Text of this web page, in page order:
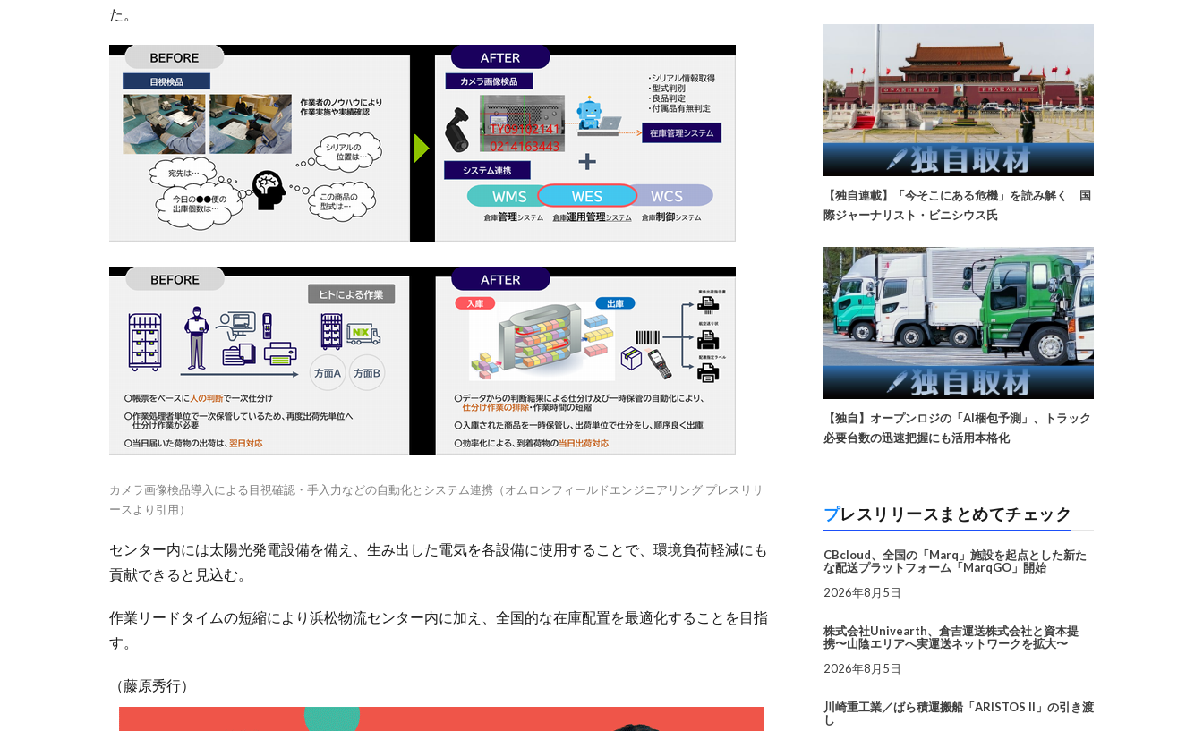
た。
カメラ画像検品導入による目視確認・手入力などの自動化とシステム連携（オムロンフィールドエンジニアリング プレスリリ
ースより引用）
センター内には太陽光発電設備を備え、生み出した電気を各設備に使用することで、環境負荷軽減にも
貢献できると見込む。
作業リードタイムの短縮により浜松物流センター内に加え、全国的な在庫配置を最適化することを目指
す。
（藤原秀行）
【独自連載】「今そこにある危機」を読み解く 国
際ジャーナリスト・ビニシウス氏
【独自】オープンロジの「AI梱包予測」、トラック
必要台数の迅速把握にも活用本格化
プレスリリースまとめてチェック
CBcloud、全国の「Marq」施設を起点とした新た
な配送プラットフォーム「MarqGO」開始
2026年8月5日
株式会社Univearth、倉吉運送株式会社と資本提
携〜山陰エリアへ実運送ネットワークを拡大〜
2026年8月5日
川崎重工業／ばら積運搬船「ARISTOS II」の引き渡
し